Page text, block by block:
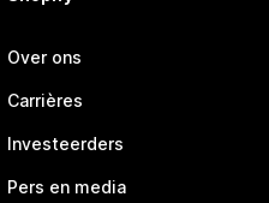
Over ons
Carrières
Investeerders
Pers en media